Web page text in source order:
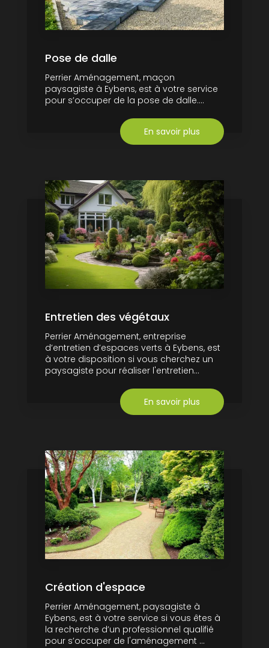
Pose de dalle
Perrier Aménagement, maçon
paysagiste à Eybens, est à votre service
pour s’occuper de la pose de dalle....
En savoir plus
Entretien des végétaux
Perrier Aménagement, entreprise
d’entretien d’espaces verts à Eybens, est
à votre disposition si vous cherchez un
paysagiste pour réaliser l'entretien...
En savoir plus
Création d'espace
Perrier Aménagement, paysagiste à
Eybens, est à votre service si vous êtes à
la recherche d’un professionnel qualifié
pour s’occuper de l'aménagement ...